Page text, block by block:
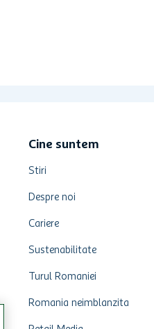
Cine suntem
Stiri
Despre noi
Cariere
Sustenabilitate
Turul Romaniei
Romania neimblanzita